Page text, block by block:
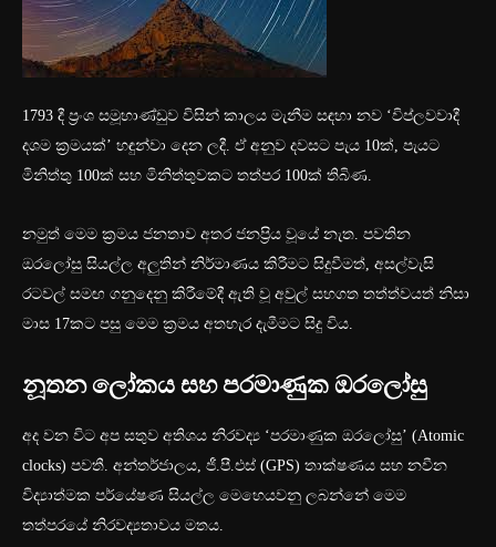
1793 දී ප්‍රංශ සමූහාණ්ඩුව විසින් කාලය මැනීම සඳහා නව ‘විප්ලවවාදී
දශම ක්‍රමයක්’ හඳුන්වා දෙන ලදී. ඒ අනුව දවසට පැය 10ක්, පැයට
මිනිත්තු 100ක් සහ මිනිත්තුවකට තත්පර 100ක් තිබිණ.
නමුත් මෙම ක්‍රමය ජනතාව අතර ජනප්‍රිය වූයේ නැත. පවතින
ඔරලෝසු සියල්ල අලුතින් නිර්මාණය කිරීමට සිදුවීමත්, අසල්වැසි
රටවල් සමඟ ගනුදෙනු කිරීමේදී ඇති වූ අවුල් සහගත තත්ත්වයත් නිසා
මාස 17කට පසු මෙම ක්‍රමය අතහැර දැමීමට සිදු විය.
නූතන ලෝකය සහ පරමාණුක ඔරලෝසු
අද වන විට අප සතුව අතිශය නිරවද්‍ය ‘පරමාණුක ඔරලෝසු’ (Atomic
clocks) පවතී. අන්තර්ජාලය, ජී.පී.එස් (GPS) තාක්ෂණය සහ නවීන
විද්‍යාත්මක පර්යේෂණ සියල්ල මෙහෙයවනු ලබන්නේ මෙම
තත්පරයේ නිරවද්‍යතාවය මතය.